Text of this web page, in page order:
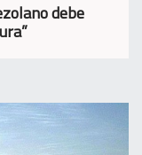
debe